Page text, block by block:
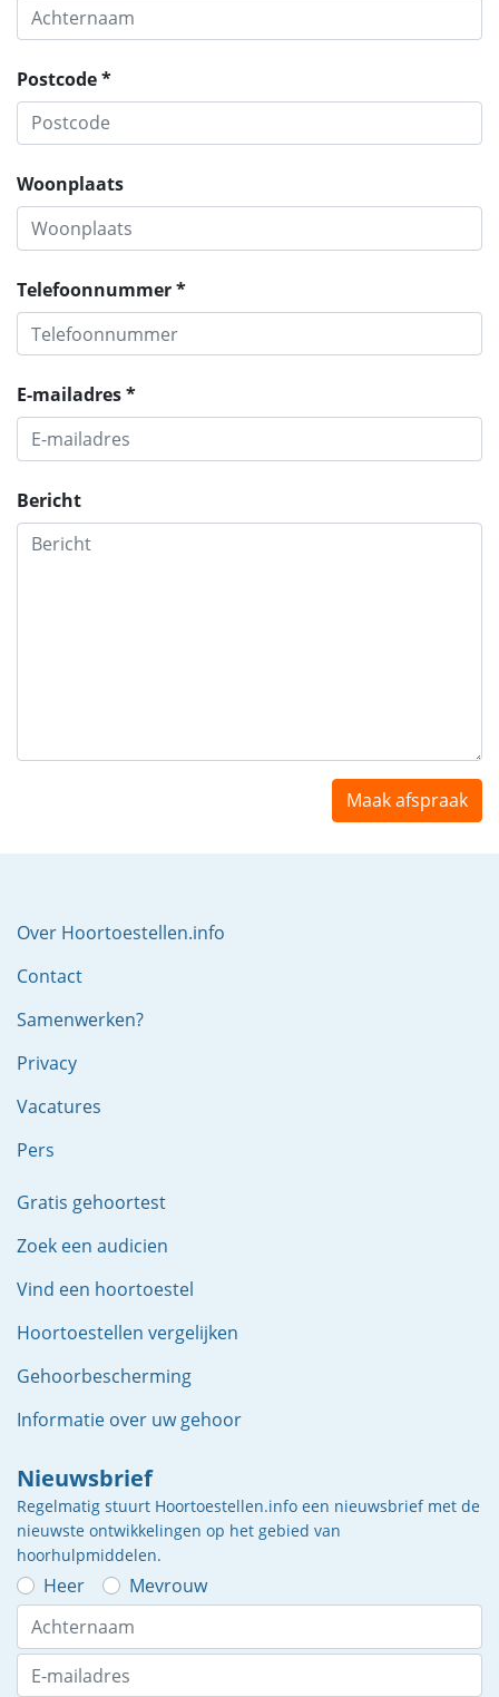
Postcode *
Woonplaats
Telefoonnummer *
E-mailadres *
Bericht
Maak afspraak
Over Hoortoestellen.info
Contact
Samenwerken?
Privacy
Vacatures
Pers
Gratis gehoortest
Zoek een audicien
Vind een hoortoestel
Hoortoestellen vergelijken
Gehoorbescherming
Informatie over uw gehoor
Nieuwsbrief
Regelmatig stuurt Hoortoestellen.info een nieuwsbrief met de
nieuwste ontwikkelingen op het gebied van
hoorhulpmiddelen.
Heer Mevrouw